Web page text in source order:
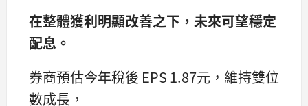
在整體獲利明顯改善之下，未來可望穩定
配息。
券商預估今年稅後 EPS 1.87元，維持雙位
數成長，